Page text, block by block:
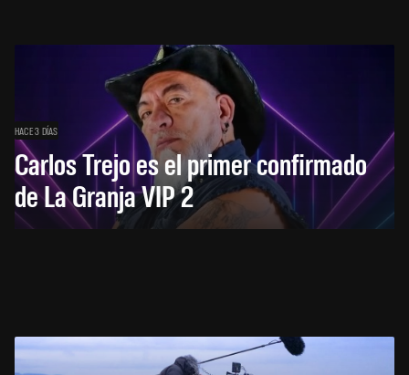
HACE 3 DÍAS
Carlos Trejo es el primer confirmado
de La Granja VIP 2